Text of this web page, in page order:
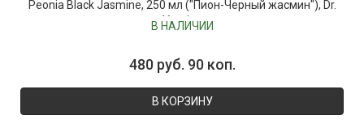
Peonia Black Jasmine, 250 мл ("Пион-Черный жасмин"), Dr.
Vranjes
В НАЛИЧИИ
480 руб. 90 коп.
В КОРЗИНУ